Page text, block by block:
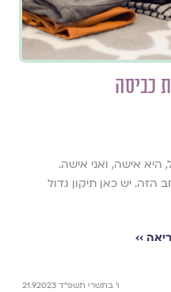
כביסה
היא אישה, ואני אישה.
הזה. יש כאן תיקון גדול
››
ו׳ בתשרי תשפ״ד 21.9.2023